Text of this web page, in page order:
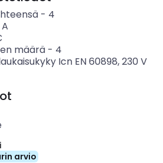
- 4
A
määrä- 4
Icn EN 60898, 230 V
arvio